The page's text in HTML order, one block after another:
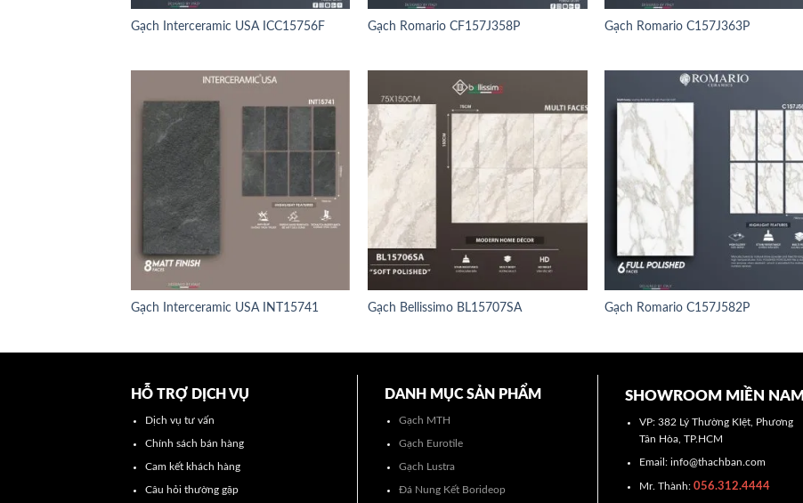
Gạch Interceramic USA ICC15756F Gạch Romario CF157J358P Gạch Romario C157J363P
Gạch Interceramic USA INT15741 Gạch Bellissimo BL15707SA Gạch Romario C157J582P
HỖ TRỢ DỊCH VỤ
Dịch vụ tư vấn
Chính sách bán hàng
Cam kết khách hàng
Câu hỏi thường gặp
DANH MỤC SẢN PHẨM
Gạch MTH
Gạch Eurotile
Gạch Lustra
Đá Nung Kết Borideop
SHOWROOM MIỀN NAM
VP: 382 Lý Thường KIệt, Phương
Tân Hòa, TP.HCM
Email: info@thachban.com
Mr. Thành:056.312.4444